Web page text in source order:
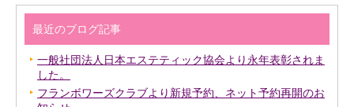
最近のブログ記事
一般社団法人日本エステティック協会より永年表彰されま
した。
フランボワーズクラブより新規予約、ネット予約再開のお